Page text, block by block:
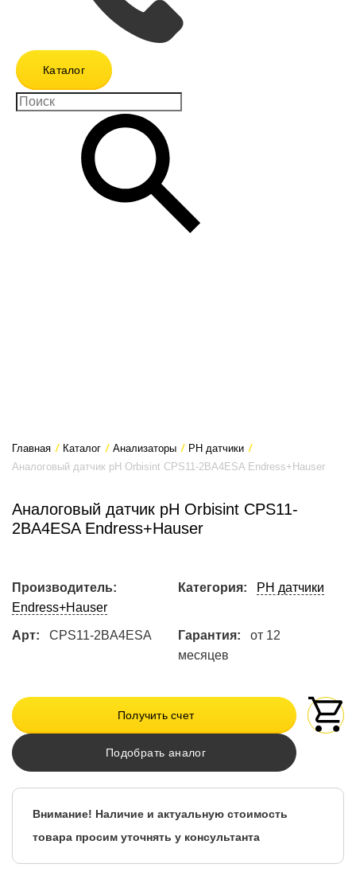
Каталог
Главная / Каталог / Анализаторы / PH датчики /
Аналоговый датчик pH Orbisint CPS11-2BA4ESA Endress+Hauser
Аналоговый датчик pH Orbisint CPS11-
2BA4ESA Endress+Hauser
Производитель:
Endress+Hauser
Категория: PH датчики
Арт: CPS11-2BA4ESA Гарантия:
от 12
месяцев
Получить счет
Подобрать аналог
Внимание! Наличие и актуальную стоимость
товара просим уточнять у консультанта